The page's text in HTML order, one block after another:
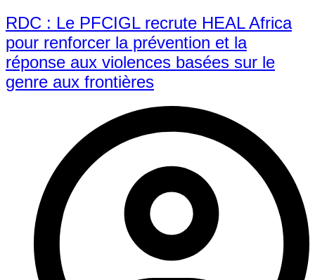
RDC : Le PFCIGL recrute HEAL Africa
pour renforcer la prévention et la
réponse aux violences basées sur le
genre aux frontières